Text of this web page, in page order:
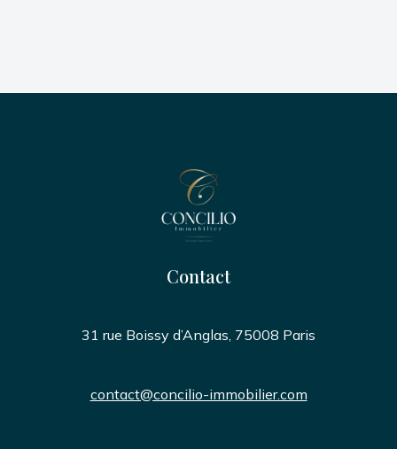
Contact
31 rue Boissy d’Anglas, 75008 Paris
contact@concilio-immobilier.com